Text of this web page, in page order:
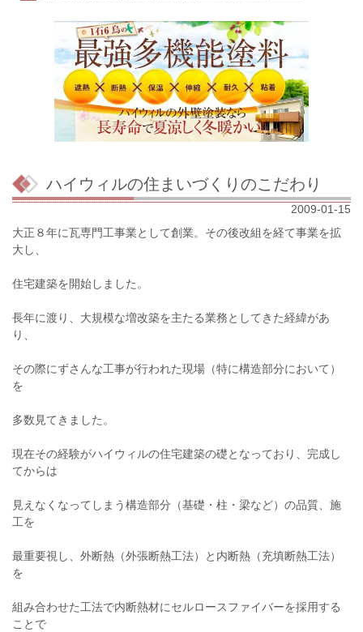
ハイウィルの住まいづくりのこだわり
2009-01-15
大正８年に瓦専門工事業として創業。その後改組を経て事業を拡
大し、
住宅建築を開始しました。
長年に渡り、大規模な増改築を主たる業務としてきた経緯があ
り、
その際にずさんな工事が行われた現場（特に構造部分において）
を
多数見てきました。
現在その経験がハイウィルの住宅建築の礎となっており、完成し
てからは
見えなくなってしまう構造部分（基礎・柱・梁など）の品質、施
工を
最重要視し、外断熱（外張断熱工法）と内断熱（充填断熱工法）
を
組み合わせた工法で内断熱材にセルロースファイバーを採用する
ことで